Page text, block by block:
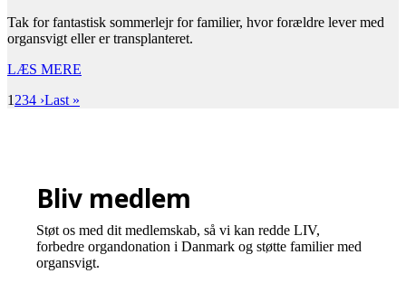
Tak for fantastisk sommerlejr for familier, hvor forældre lever med
organsvigt eller er transplanteret.
LÆS MERE
1 234 ›Last »
Bliv medlem
Støt os med dit medlemskab, så vi kan redde LIV,
forbedre organdonation i Danmark og støtte familier med
organsvigt.